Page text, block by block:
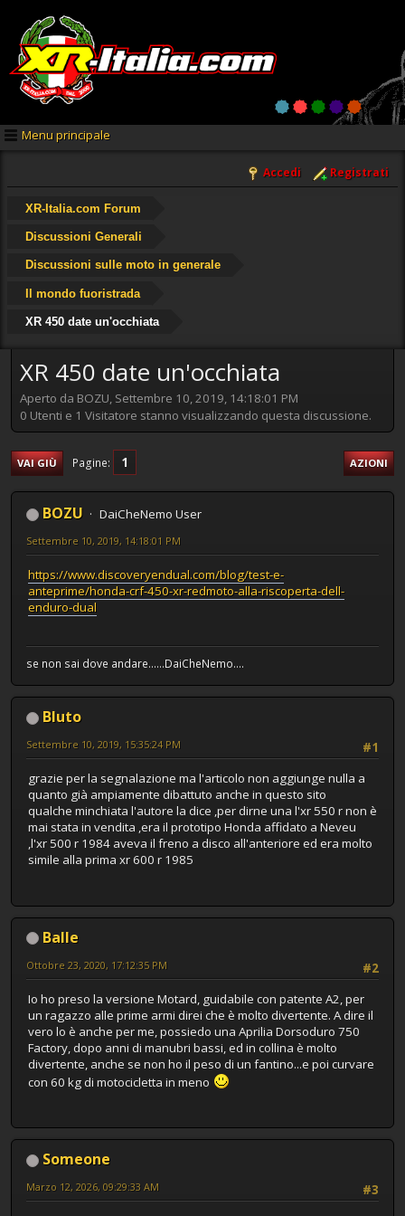
Menu principale
Accedi Registrati
XR-Italia.com Forum
Discussioni Generali
Discussioni sulle moto in generale
Il mondo fuoristrada
XR 450 date un'occhiata
XR 450 date un'occhiata
Aperto da BOZU, Settembre 10, 2019, 14:18:01 PM
0 Utenti e 1 Visitatore stanno visualizzando questa discussione.
VAI GIÙ Pagine 1 AZIONI
BOZU DaiCheNemo User
Settembre 10, 2019, 14:18:01 PM
https://www.discoveryendual.com/blog/test-e-
anteprime/honda-crf-450-xr-redmoto-alla-riscoperta-dell-
enduro-dual
se non sai dove andare......DaiCheNemo....
Bluto
#1
Settembre 10, 2019, 15:35:24 PM
grazie per la segnalazione ma l'articolo non aggiunge nulla a
quanto già ampiamente dibattuto anche in questo sito
qualche minchiata l'autore la dice ,per dirne una l'xr 550 r non è
mai stata in vendita ,era il prototipo Honda affidato a Neveu
,l'xr 500 r 1984 aveva il freno a disco all'anteriore ed era molto
simile alla prima xr 600 r 1985
Balle
#2
Ottobre 23, 2020, 17:12:35 PM
Io ho preso la versione Motard, guidabile con patente A2, per
un ragazzo alle prime armi direi che è molto divertente. A dire il
vero lo è anche per me, possiedo una Aprilia Dorsoduro 750
Factory, dopo anni di manubri bassi, ed in collina è molto
divertente, anche se non ho il peso di un fantino...e poi curvare
con 60 kg di motocicletta in meno
Someone
#3
Marzo 12, 2026, 09:29:33 AM